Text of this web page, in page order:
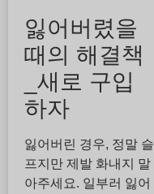
잃어버렸을
때의 해결책
_새로 구입
하자
잃어버린 경우, 정말 슬
프지만 제발 화내지 말
아주세요. 일부러 잃어